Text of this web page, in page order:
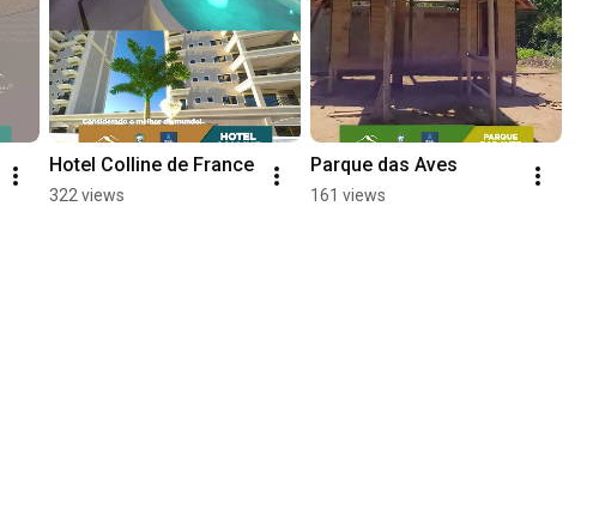
Hotel Colline de France
322 views
Parque das Aves
161 views